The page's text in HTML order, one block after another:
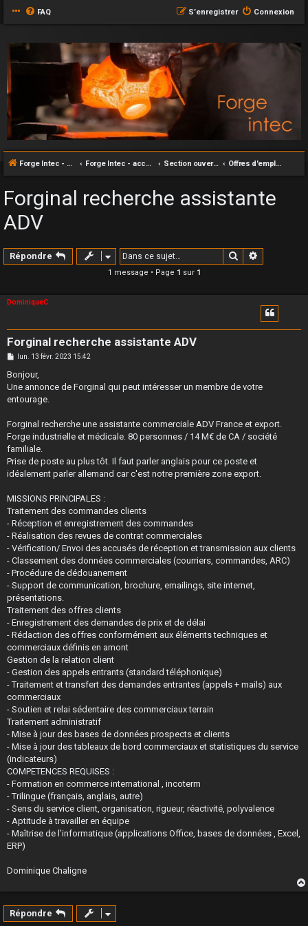
FAQ Connexion
S’enregistrer
Forge Intec - accueil Forge Intec - accueil Section ouverte au grand publique Offres d'emploi: En lien avec la forge
Forginal recherche assistante
ADV
Répondre Rechercher
1 message • Page 1 sur 1
DominiqueC
Forginal recherche assistante ADV
M
s
a
g
lun. 13 févr. 2023 15:42
Bonjour,
Une annonce de Forginal qui peut intéresser un membre de votre
entourage.
Forginal recherche une assistante commerciale ADV France et export.
Forge industrielle et médicale. 80 personnes / 14 M€ de CA / société
familiale.
Prise de poste au plus tôt. Il faut parler anglais pour ce poste et
idéalement parler allemand car c'est notre première zone export.
MISSIONS PRINCIPALES :
Traitement des commandes clients
- Réception et enregistrement des commandes
- Réalisation des revues de contrat commerciales
- Vérification/ Envoi des accusés de réception et transmission aux clients
- Classement des données commerciales (courriers, commandes, ARC)
- Procédure de dédouanement
- Support de communication, brochure, emailings, site internet,
présentations.
Traitement des offres clients
- Enregistrement des demandes de prix et de délai
- Rédaction des offres conformément aux éléments techniques et
commerciaux définis en amont
Gestion de la relation client
- Gestion des appels entrants (standard téléphonique)
- Traitement et transfert des demandes entrantes (appels + mails) aux
commerciaux
- Soutien et relai sédentaire des commerciaux terrain
Traitement administratif
- Mise à jour des bases de données prospects et clients
- Mise à jour des tableaux de bord commerciaux et statistiques du service
(indicateurs)
COMPETENCES REQUISES :
- Formation en commerce international , incoterm
- Trilingue (français, anglais, autre)
- Sens du service client, organisation, rigueur, réactivité, polyvalence
- Aptitude à travailler en équipe
- Maîtrise de l’informatique (applications Office, bases de données , Excel,
ERP)
Dominique Chaligne
Répondre